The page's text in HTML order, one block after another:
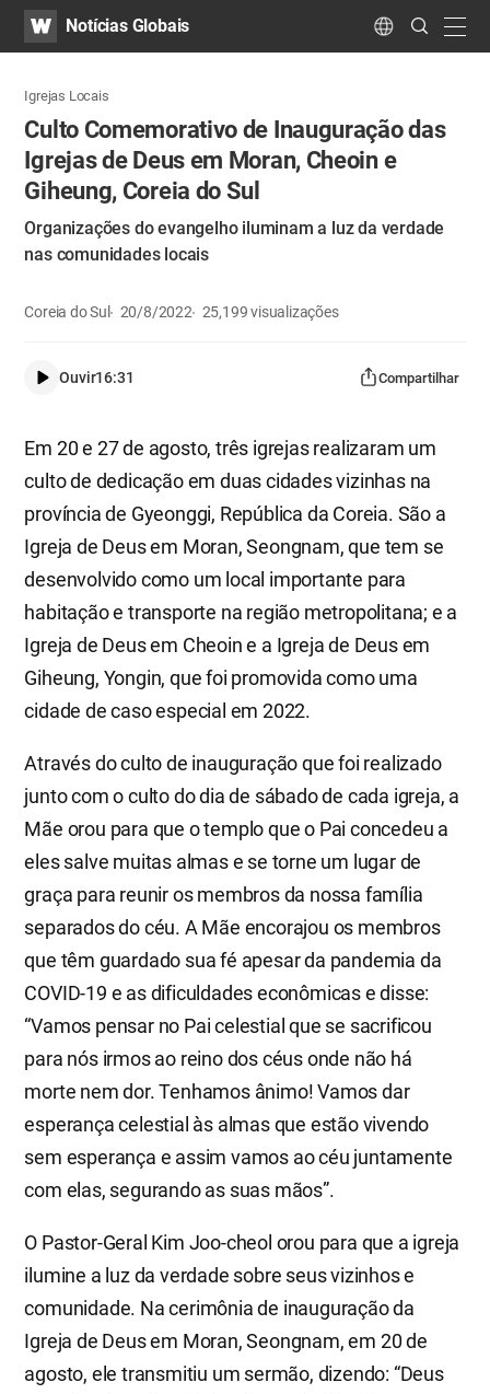
WATVNotícias Globais Language
Search
Submit
Igrejas Locais
Culto Comemorativo de Inauguração das
Igrejas de Deus em Moran, Cheoin e
Giheung, Coreia do Sul
Organizações do evangelho iluminam a luz da verdade
nas comunidades locais
Coreia do Sul 20/8/2022 25,199visualizações
Ouvir16:31 Compartilhar
Em 20 e 27 de agosto, três igrejas realizaram um
culto de dedicação em duas cidades vizinhas na
província de Gyeonggi, República da Coreia. São a
Igreja de Deus em Moran, Seongnam, que tem se
desenvolvido como um local importante para
habitação e transporte na região metropolitana; e a
Igreja de Deus em Cheoin e a Igreja de Deus em
Giheung, Yongin, que foi promovida como uma
cidade de caso especial em 2022.
Através do culto de inauguração que foi realizado
junto com o culto do dia de sábado de cada igreja, a
Mãe orou para que o templo que o Pai concedeu a
eles salve muitas almas e se torne um lugar de
graça para reunir os membros da nossa família
separados do céu. A Mãe encorajou os membros
que têm guardado sua fé apesar da pandemia da
COVID-19 e as dificuldades econômicas e disse:
“Vamos pensar no Pai celestial que se sacrificou
para nós irmos ao reino dos céus onde não há
morte nem dor. Tenhamos ânimo! Vamos dar
esperança celestial às almas que estão vivendo
sem esperança e assim vamos ao céu juntamente
com elas, segurando as suas mãos”.
O Pastor-Geral Kim Joo-cheol orou para que a igreja
ilumine a luz da verdade sobre seus vizinhos e
comunidade. Na cerimônia de inauguração da
Igreja de Deus em Moran, Seongnam, em 20 de
agosto, ele transmitiu um sermão, dizendo: “Deus